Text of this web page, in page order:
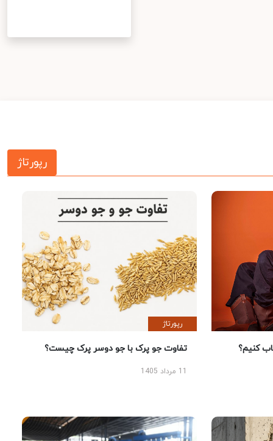
رپورتاژ
کنیم؟
رپورتاژ
تفاوت جو پرک با جو دوسر پرک چیست؟